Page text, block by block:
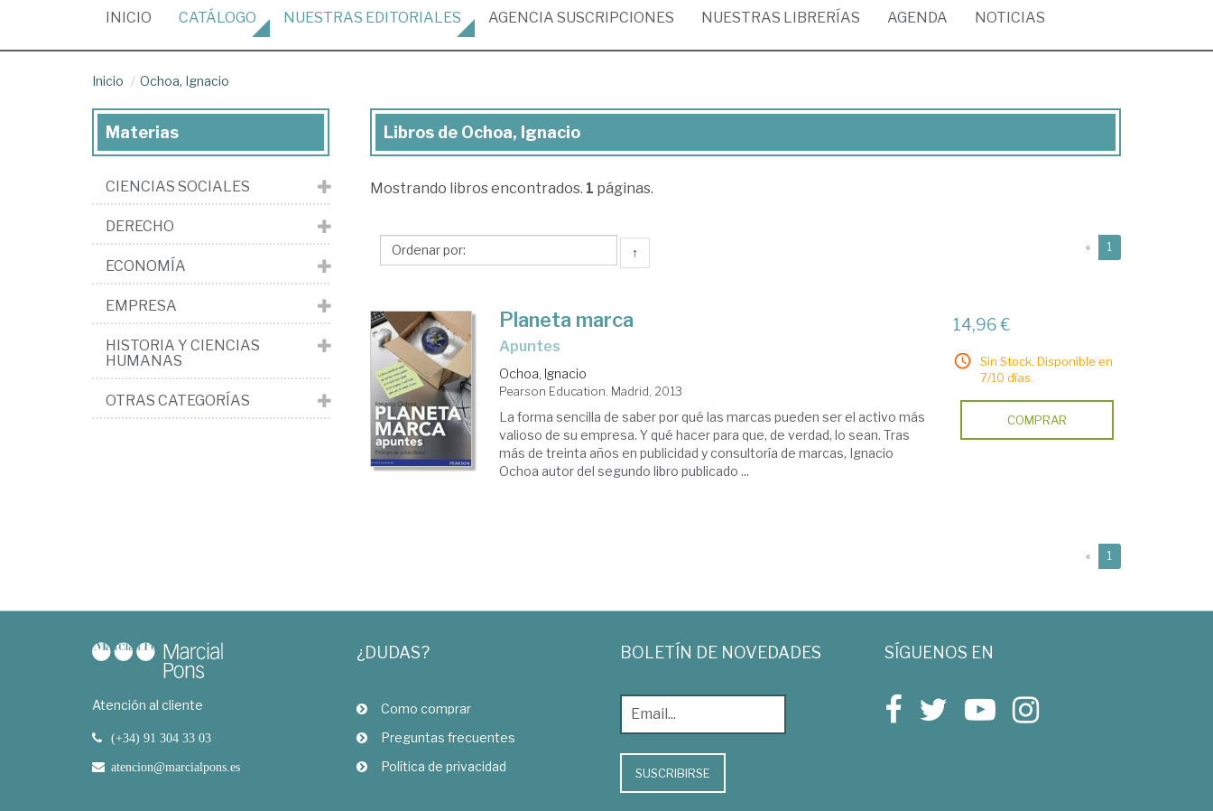
INICIO (CURRENT)
CATÁLOGO NUESTRAS EDITORIALES AGENCIA SUSCRIPCIONES NUESTRAS LIBRERÍAS AGENDA NOTICIAS
Inicio Ochoa, Ignacio
Libros
Ochoa,
Libros de Ochoa, Ignacio
Mostrando libros encontrados. 1 páginas.
↑ « 1
Planeta marca
apuntes
Ochoa, Ignacio
Pearson Education. Madrid, 2013
La forma sencilla de saber por qué las marcas pueden ser el activo más
valioso de su empresa. Y qué hacer para que, de verdad, lo sean. Tras
más de treinta años en publicidad y consultoría de marcas, Ignacio
Ochoa autor del segundo libro publicado ...
14,96 €
Sin Stock. Disponible en
7/10 días.
COMPRAR
« 1
Materias
CIENCIAS SOCIALES
DERECHO
ECONOMÍA
EMPRESA
HISTORIA Y CIENCIAS
HUMANAS
OTRAS CATEGORÍAS
Atención al cliente
(+34) 91 304 33 03
atencion@marcialpons.es
¿DUDAS?
Como comprar
Preguntas frecuentes
Política de privacidad
BOLETÍN DE NOVEDADES
SUSCRIBIRSE
SÍGUENOS EN